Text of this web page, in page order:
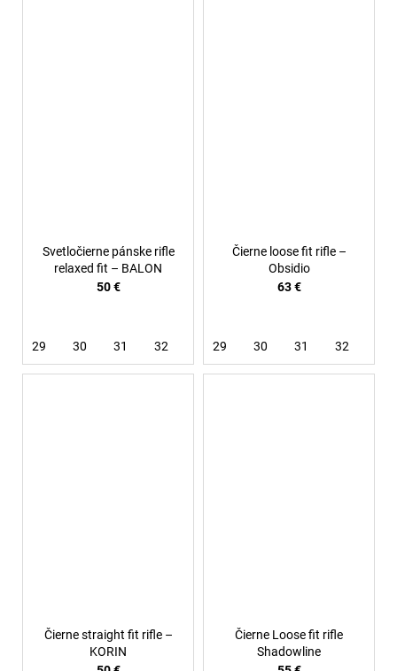
Svetločierne pánske rifle
relaxed fit – BALON
50 €
29 30 31 32
Čierne loose fit rifle –
Obsidio
63 €
29 30 31 32
Čierne straight fit rifle –
KORIN
Čierne Loose fit rifle
Shadowline